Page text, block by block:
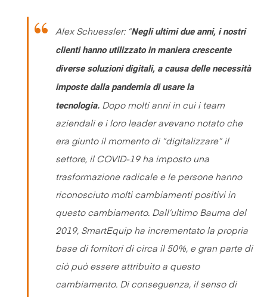
Alex Schuessler: “Negli ultimi due anni, i nostri
clienti hanno utilizzato in maniera crescente
diverse soluzioni digitali, a causa delle necessità
imposte dalla pandemia di usare la
tecnologia. Dopo molti anni in cui i team
aziendali e i loro leader avevano notato che
era giunto il momento di “digitalizzare” il
settore, il COVID-19 ha imposto una
trasformazione radicale e le persone hanno
riconosciuto molti cambiamenti positivi in
questo cambiamento. Dall’ultimo Bauma del
2019, SmartEquip ha incrementato la propria
base di fornitori di circa il 50%, e gran parte di
ciò può essere attribuito a questo
cambiamento. Di conseguenza, il senso di